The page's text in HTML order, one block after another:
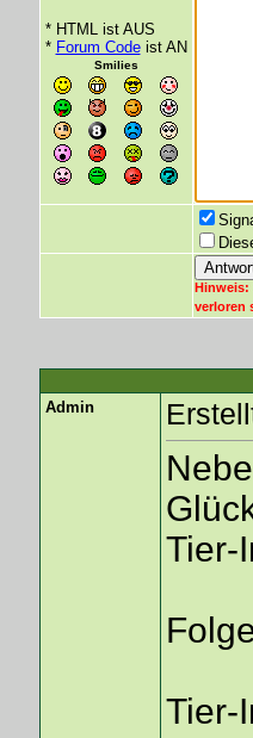
* HTML ist AUS
* Forum Codeist AN
Smilies
Hinweis:
verloren
Admin
Tier-
Tier-